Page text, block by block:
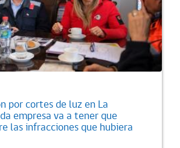
por cortes de luz en La
empresa va a tener que
las infracciones que hubiera